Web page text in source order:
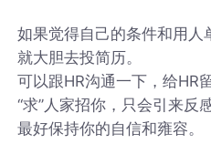
如果觉得自己的条件和用人
就大胆去投简历。
可以跟HR沟通一下，给HR
“求”人家招你，只会引来反感
最好保持你的自信和雍容。